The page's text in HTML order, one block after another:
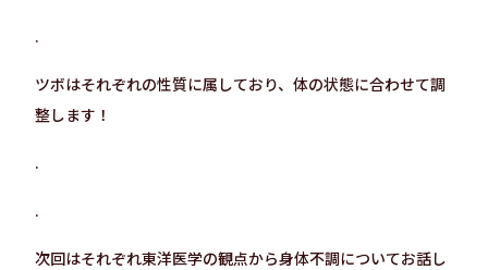
.
ツボはそれぞれの性質に属しており、体の状態に合わせて調
整します！
.
.
次回はそれぞれ東洋医学の観点から身体不調についてお話し